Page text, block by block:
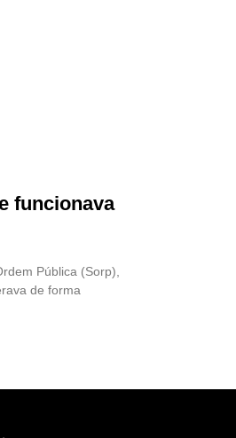
funcionava
Pública (Sorp),
de forma